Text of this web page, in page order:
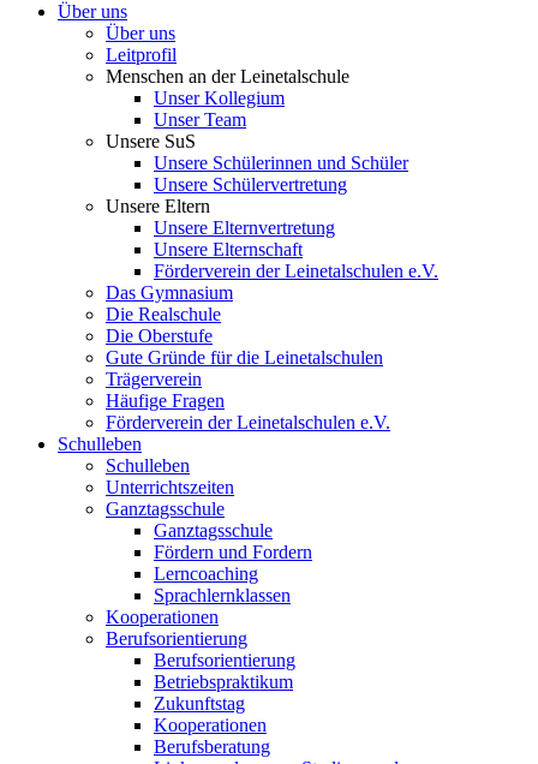
Über uns
Über uns
Leitprofil
Menschen an der Leinetalschule
Unser Kollegium
Unser Team
Unsere SuS
Unsere Schülerinnen und Schüler
Unsere Schülervertretung
Unsere Eltern
Unsere Elternvertretung
Unsere Elternschaft
Förderverein der Leinetalschulen e.V.
Das Gymnasium
Die Realschule
Die Oberstufe
Gute Gründe für die Leinetalschulen
Trägerverein
Häufige Fragen
Förderverein der Leinetalschulen e.V.
Schulleben
Schulleben
Unterrichtszeiten
Ganztagsschule
Ganztagsschule
Fördern und Fordern
Lerncoaching
Sprachlernklassen
Kooperationen
Berufsorientierung
Berufsorientierung
Betriebspraktikum
Zukunftstag
Kooperationen
Berufsberatung